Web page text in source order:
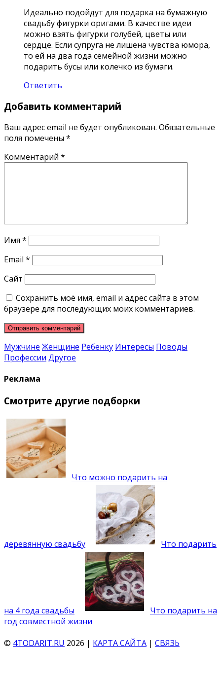
Идеально подойдут для подарка на бумажную
свадьбу фигурки оригами. В качестве идеи
можно взять фигурки голубей, цветы или
сердце. Если супруга не лишена чувства юмора,
то ей на два года семейной жизни можно
подарить бусы или колечко из бумаги.
Ответить
Добавить комментарий
Ваш адрес email не будет опубликован. Обязательные
поля помечены *
Комментарий *
Имя *
Email *
Сайт
Сохранить моё имя, email и адрес сайта в этом
браузере для последующих моих комментариев.
Мужчине Женщине Ребенку Интересы Поводы
Профессии Другое
Реклама
Смотрите другие подборки
Что можно подарить на
деревянную свадьбу Что подарить
на 4 года свадьбы
Что подарить на
год совместной жизни
© 4TODARIT.RU 2026 | КАРТА САЙТА | СВЯЗЬ